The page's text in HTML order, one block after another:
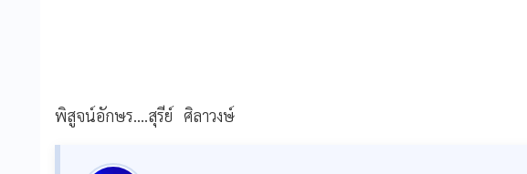
พิสูจน์อักษร....สุรีย์ ศิลาวงษ์